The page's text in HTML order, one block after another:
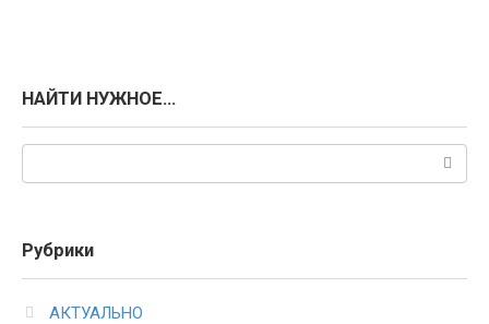
НАЙТИ НУЖНОЕ…
Рубрики
АКТУАЛЬНО